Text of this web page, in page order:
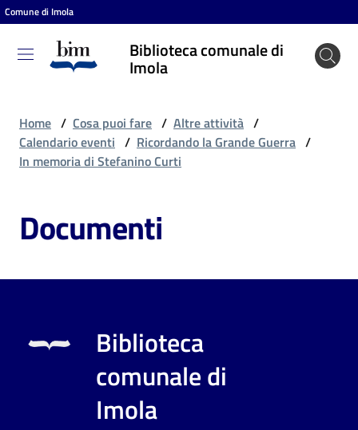
Vai al contenuto
Vai alla navigazione
Vai al footer
Comune di Imola
Biblioteca comunale di
Imola
Biblioteca
comunale
Cosa
fare
Scopri
Home / Cosa puoi fare / Altre attività /
Calendario eventi / Ricordando la Grande Guerra /
In memoria di Stefanino Curti
Documenti
Biblioteca
comunale di
Imola